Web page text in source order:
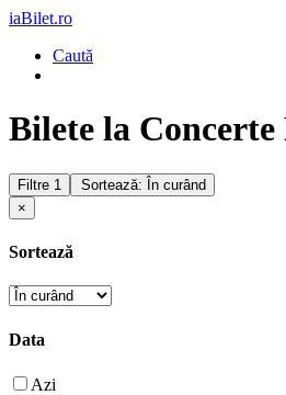
iaBilet.ro
Caută
Bilete la
Filtre 1
Sortează: În curând
×
Sortează
Data
Azi